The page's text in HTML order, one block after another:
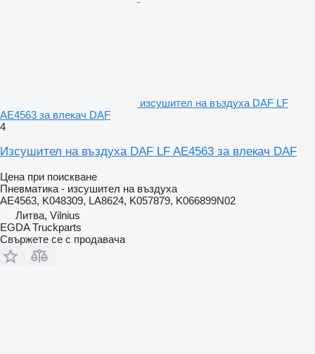
изсушител на въздуха DAF LF
AE4563 за влекач DAF
4
Изсушител на въздуха DAF LF AE4563 за влекач DAF
Цена при поискване
Пневматика - изсушител на въздуха
AE4563, K048309, LA8624, K057879, K066899N02
Литва, Vilnius
EGDA Truckparts
Свържете се с продавача